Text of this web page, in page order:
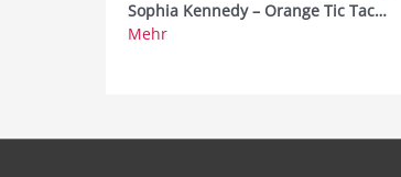
Sophia Kennedy – Orange Tic Tac…
Mehr